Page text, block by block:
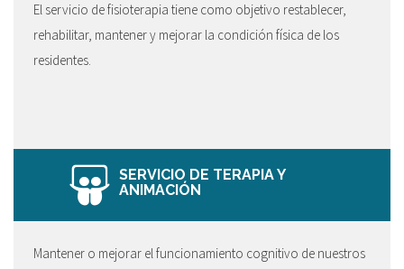
El servicio de fisioterapia tiene como objetivo restablecer,
rehabilitar, mantener y mejorar la condición física de los
residentes.
SERVICIO DE TERAPIA Y
ANIMACIÓN
Mantener o mejorar el funcionamiento cognitivo de nuestros